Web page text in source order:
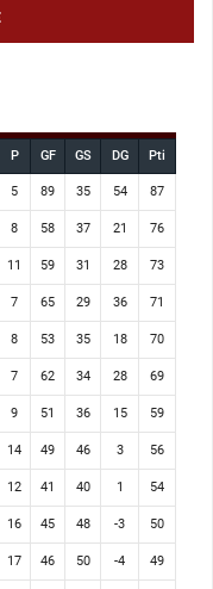
P GF GS DG Pti
5 89 35 54 87
8 58 37 21 76
11 59 31 28 73
7 65 29 36 71
8 53 35 18 70
7 62 34 28 69
9 51 36 15 59
14 49 46 3 56
12 41 40 1 54
16 45 48 -3 50
17 46 50 -4 49